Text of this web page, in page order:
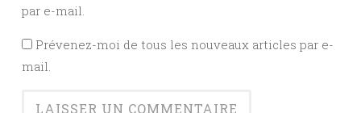
par e-mail.
Prévenez-moi de tous les nouveaux articles par e-
mail.